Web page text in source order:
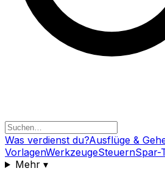
Was verdienst du?Ausflüge &
VorlagenWerkzeugeSteuernSpar-
Mehr▾